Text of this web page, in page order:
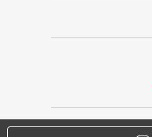
タイヤ点検・安
クローク契約会
本日のタイヤ履